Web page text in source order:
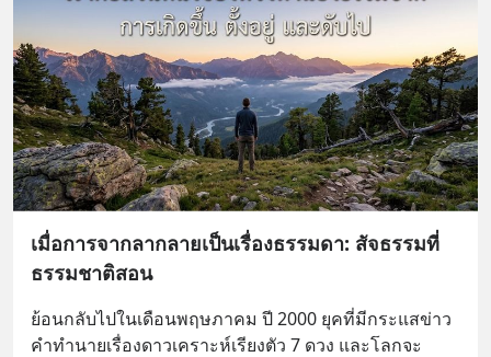
เมื่อการจากลากลายเป็นเรื่องธรรมดา: สัจธรรมที่
ธรรมชาติสอน
ย้อนกลับไปในเดือนพฤษภาคม ปี 2000 ยุคที่มีกระแสข่าว
คำทำนายเรื่องดาวเคราะห์เรียงตัว 7 ดวง และโลกจะ